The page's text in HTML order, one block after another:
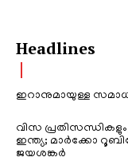
Headlines
ഇറാനുമായുള്ള
വിസ
ഇന്ത്യ; മാർക്കോ
ജയശങ്കർ